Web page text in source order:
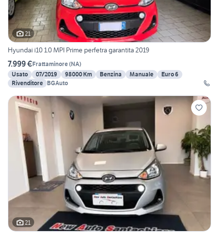
21
Hyundai i10 1.0 MPI Prime perfetra garantita 2019
7.999 €Frattaminore(NA)
Usato
07/2019 98000 Km Benzina Manuale
Euro 6
Rivenditore BGAuto
21